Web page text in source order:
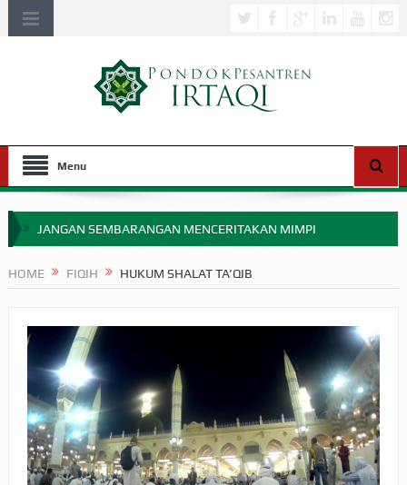
Menu
JANGAN SEMBARANGAN MENCERITAKAN MIMPI
APA HUKUM MEMPERCEPAT PEMBAYARAN ZAKAT
SEBELUM TIBA SAAT WAJIB?
HAKIKAT NIKMAT DI DUNIA!
BAGAIMANA CARA MEMBAYAR ZAKAT UANG?
UANG HARAM BISA MENJADI HALAL JIKA SEBAB
HOME FIQIH HUKUM SHALAT TA’QIB